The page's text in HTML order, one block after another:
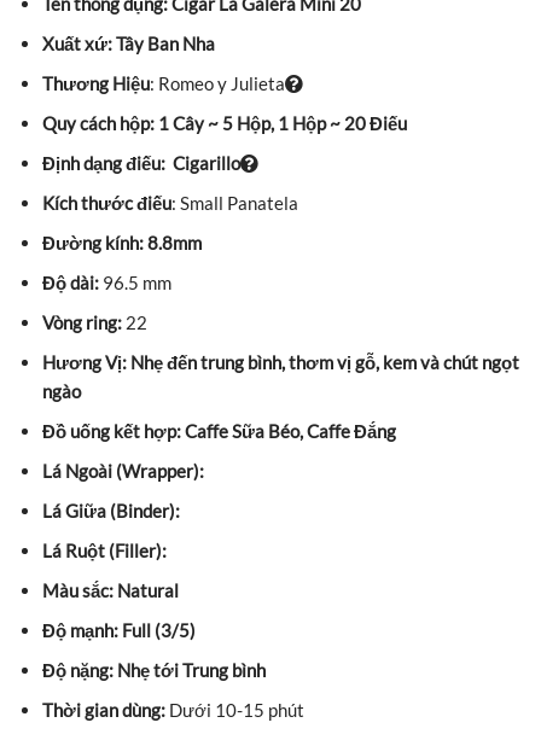
Xuất xứ: Tây Ban Nha
Thương Hiệu: Romeo y Julieta
Quy cách hộp: 1 Cây ~ 5 Hộp, 1 Hộp ~ 20 Điếu
Định dạng điếu: Cigarillo
Kích thước điếu: Small Panatela
Đường kính: 8.8mm
Độ dài:96.5 mm
Vòng ring:22
Hương Vị: Nhẹ đến trung bình, thơm vị gỗ, kem và chút ngọt
ngào
Đồ uống kết hợp: Caffe Sữa Béo, Caffe Đắng
Lá Ngoài (Wrapper):
Lá Giữa (Binder):
Lá Ruột (Filler):
Màu sắc: Natural
Độ mạnh: Full (3/5)
Độ nặng: Nhẹ tới Trung bình
Thời gian dùng:Dưới 10-15 phút